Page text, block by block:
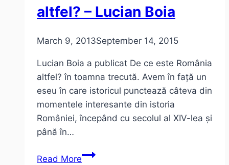
altfel? – Lucian Boia
March 9, 2013September 14, 2015
Lucian Boia a publicat De ce este România
altfel? în toamna trecută. Avem în față un
eseu în care istoricul punctează câteva din
momentele interesante din istoria
României, începând cu secolul al XIV-lea și
până în…
Read MoreDe